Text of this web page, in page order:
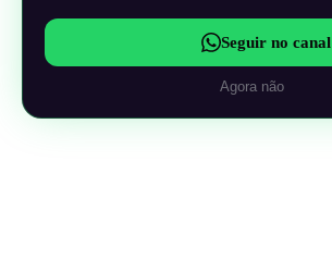
Seguir no canal
Agora não